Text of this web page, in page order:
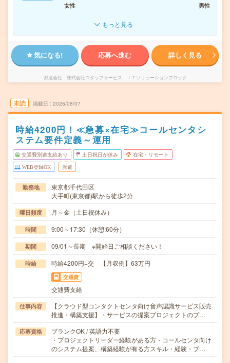
女性
男性
もっと見る
気になる! 応募へ進む 詳しく見る
派遣会社 株式会社スタッフサービス ＩＴソリューションブロック
未読 掲載日 2026/08/07
時給4200円！≪急募×在宅≫コールセンタシ
ステム要件定義～運用
交通費別途支給あり 土日祝日が休み 在宅・リモート
WEB登録OK 派遣
勤務地
東京都千代田区
大手町(東京都)駅から徒歩2分
曜日頻度 月～金（土日祝休み）
時間 9:00～17:30（休憩:60分）
期間 09/01～長期 ※開始日ご相談ください！
時給 時給4200円+交 【月収例】63万円
交通費
交通費支給
仕事内容
【クラウド型コンタクトセンタ向け音声認識サービス販売
推進・構築支援】・サービスの提案プロジェクトのプ…
応募資格
ブランクOK / 英語力不要
・プロジェクトリーダー経験がある方・コールセンタ向け
のシステム提案、構築経験が有る方スキル・経験・ブ…